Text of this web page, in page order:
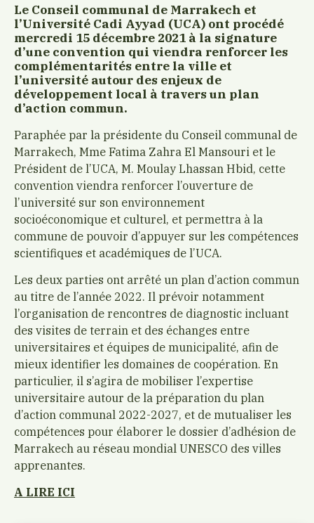
Le Conseil communal de Marrakech et
l’Université Cadi Ayyad (UCA) ont procédé
mercredi 15 décembre 2021 à la signature
d’une convention qui viendra renforcer les
complémentarités entre la ville et
l’université autour des enjeux de
développement local à travers un plan
d’action commun.
Paraphée par la présidente du Conseil communal de
Marrakech, Mme Fatima Zahra El Mansouri et le
Président de l’UCA, M. Moulay Lhassan Hbid, cette
convention viendra renforcer l’ouverture de
l’université sur son environnement
socioéconomique et culturel, et permettra à la
commune de pouvoir d’appuyer sur les compétences
scientifiques et académiques de l’UCA.
Les deux parties ont arrêté un plan d’action commun
au titre de l’année 2022. Il prévoir notamment
l’organisation de rencontres de diagnostic incluant
des visites de terrain et des échanges entre
universitaires et équipes de municipalité, afin de
mieux identifier les domaines de coopération. En
particulier, il s’agira de mobiliser l’expertise
universitaire autour de la préparation du plan
d’action communal 2022-2027, et de mutualiser les
compétences pour élaborer le dossier d’adhésion de
Marrakech au réseau mondial UNESCO des villes
apprenantes.
A LIRE ICI